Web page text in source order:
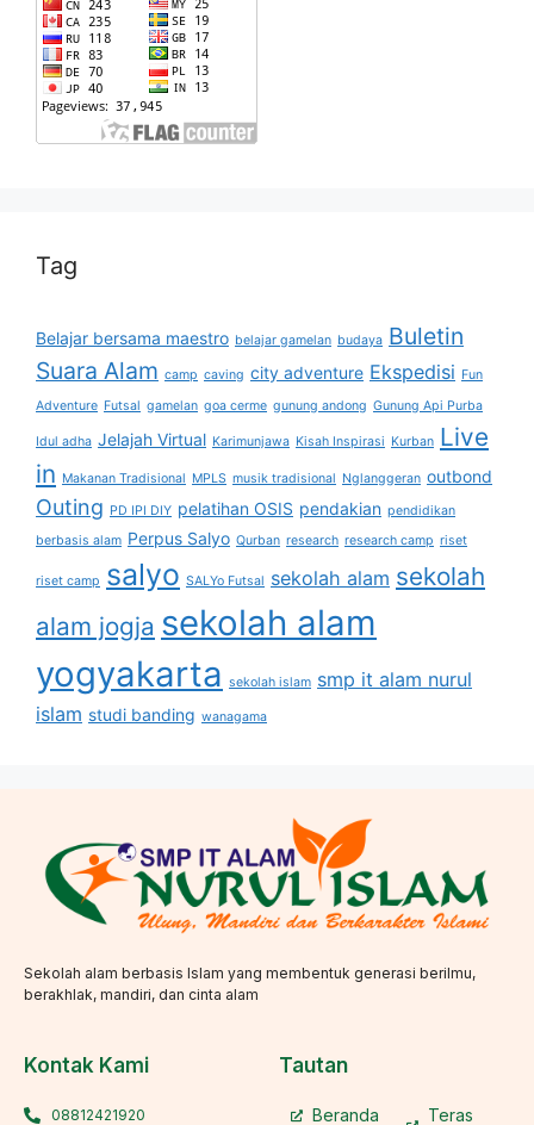
Tag
Belajar bersama maestro belajar gamelan budaya Buletin
Suara Alam camp caving city adventure Ekspedisi Fun
Adventure Futsal gamelan goa cerme gunung andong Gunung Api Purba
Idul adha Jelajah Virtual Karimunjawa Kisah Inspirasi Kurban Live
in Makanan Tradisional MPLS musik tradisional Nglanggeran outbond
Outing PD IPI DIY pelatihan OSIS pendakian pendidikan
berbasis alam Perpus Salyo Qurban research research camp riset
riset camp salyo SALYo Futsal sekolah alam sekolah
alam jogja sekolah alam
yogyakarta sekolah islam smp it alam nurul
islam studi banding wanagama
Sekolah alam berbasis Islam yang membentuk generasi berilmu,
berakhlak, mandiri, dan cinta alam
Kontak Kami
08812421920
Tautan
Beranda Teras